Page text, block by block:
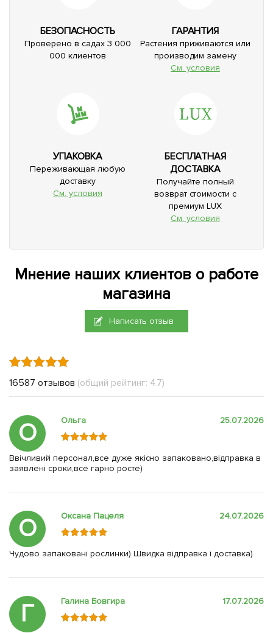
БЕЗОПАСНОСТЬ
Проверено в садах 3 000
000 клиентов
ГАРАНТИЯ
Растения приживаются или
производим замену
См. условия
УПАКОВКА
Переживающая любую
доставку
См. условия
БЕСПЛАТНАЯ
ДОСТАВКА
Получайте полный
возврат стоимости с
премиум LUX
См. условия
Мнение наших клиентов о работе
магазина
Написать отзыв
16587 отзывов (общий рейтинг: 4.7)
О Ольга 25.07.2026
Ввічливий персонал,все дуже якісно запаковано,відправка в
заявлені сроки,все гарно росте)
О Оксана Пацеля 24.07.2026
Чудово запаковані рослинки) Швидка відправка і доставка)
Г Галина Бовгира 17.07.2026